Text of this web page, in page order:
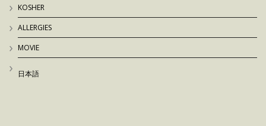
KOSHER
ALLERGIES
MOVIE
日本語